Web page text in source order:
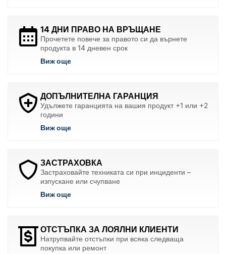
14 ДНИ ПРАВО НА ВРЪЩАНЕ
Прочетете повече за правото си да върнете
продукта в 14 дневен срок
Виж още
ДОПЪЛНИТЕЛНА ГАРАНЦИЯ
Удължете гаранцията на вашия продукт +1 или +2
години
Виж още
ЗАСТРАХОВКА
Застраховайте техниката си при инциденти –
изпускане или счупване
Виж още
ОТСТЪПКА ЗА ЛОЯЛНИ КЛИЕНТИ
Натрупвайте отстъпки при всяка следваща
покупка или ремонт